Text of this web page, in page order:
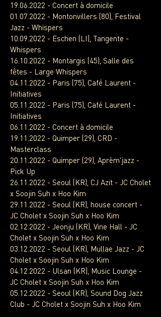
19.06.2022 - Concert à domicile
01.07.2022 - Montonvillers (80), Festival
Jazz - Whispers
10.09.2022 - Eschen (LI), Tangente -
Whispers
16.10.2022 - Montargis (45), Salle des
fêtes - Large Whispers
04.11.2022 - Paris (75), Café Laurent -
Initiatives
05.11.2022 - Paris (75), Café Laurent -
Initiatives
06.11.2022 - Concert à domicile
19.11.2022 - Quimper (29), CRD -
Masterclass
20.11.2022 - Quimper (29), Aprèm'jazz -
Pick Up
26.11.2022 - Seoul (KR), CJ Azit - JC Cholet
x Soojin Suh x Hoo Kim
29.11.2022 - Seoul (KR), house concert -
JC Cholet x Soojin Suh x Hoo Kim
02.12.2022 - Jeonju (KR), Vine Hall - JC
Cholet x Soojin Suh x Hoo Kim
03.12.2022 - Seoul (KR), Mullae Jazz - JC
Cholet x Soojin Suh x Hoo Kim
04.12.2022 - Ulsan (KR), Music Lounge -
JC Cholet x Soojin Suh x Hoo Kim
05.12.2022 - Seoul (KR), Sound Dog Jazz
Club - JC Cholet x Soojin Suh x Hoo Kim